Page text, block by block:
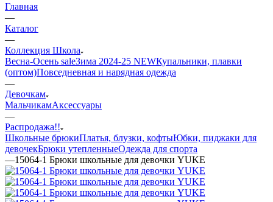
Главная
—
Каталог
—
Коллекция Школа
Весна-Осень saleЗима 2024-25 NEWКупальники, плавки
(оптом)Повседневная и нарядная одежда
—
Девочкам
МальчикамАксессуары
—
Распродажа!!
Школьные брюкиПлатья, блузки, кофтыЮбки, пиджаки для
девочекБрюки утепленныеОдежда для спорта
—15064-1 Брюки школьные для девочки YUKE